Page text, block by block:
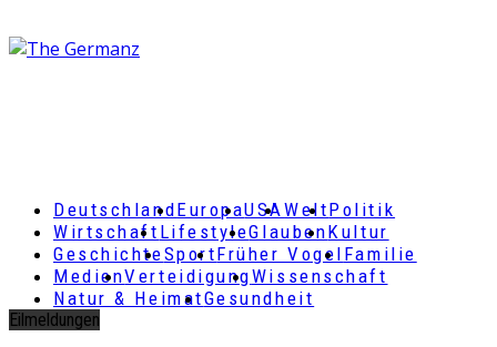
DeutschlandEuropaUSAWeltPolitik
Wirtschaft LifestyleGlaubenKultur
GeschichteSportFrüher Vogel Familie
MedienVerteidigungWissenschaft
Natur & HeimatGesundheit
Eilmeldungen